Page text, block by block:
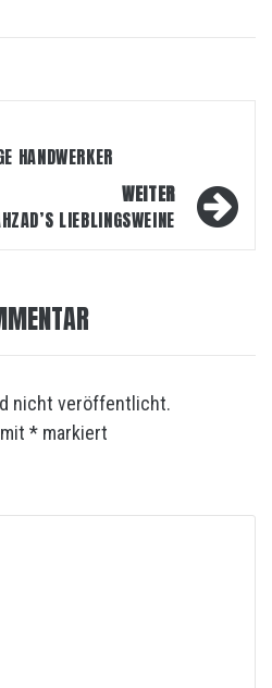
HANDWERKER
WEITER
LIEBLINGSWEINE
nicht veröffentlicht.
* markiert